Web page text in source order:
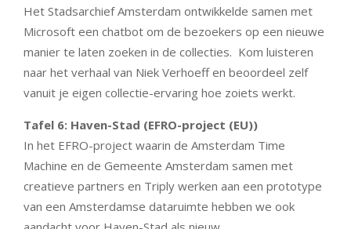
Het Stadsarchief Amsterdam ontwikkelde samen met
Microsoft een chatbot om de bezoekers op een nieuwe
manier te laten zoeken in de collecties. Kom luisteren
naar het verhaal van Niek Verhoeff en beoordeel zelf
vanuit je eigen collectie-ervaring hoe zoiets werkt.
Tafel 6: Haven-Stad (EFRO-project (EU))
In het EFRO-project waarin de Amsterdam Time
Machine en de Gemeente Amsterdam samen met
creatieve partners en Triply werken aan een prototype
van een Amsterdamse dataruimte hebben we ook